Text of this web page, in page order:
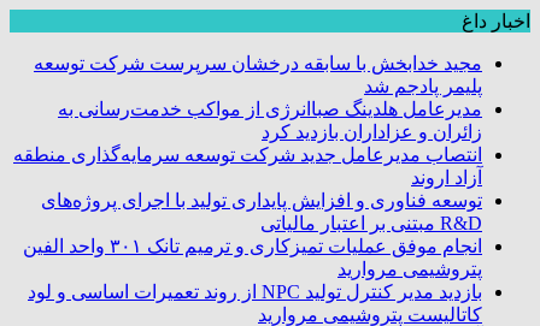
اخبار داغ
مجید خدابخش با سابقه درخشان سرپرست شرکت توسعه
پلیمر پادجم شد
مدیرعامل هلدینگ صباانرژی از مواکب خدمت‌رسانی به
زائران و عزاداران بازدید کرد
انتصاب مدیرعامل جدید شرکت توسعه سرمایه‌گذاری منطقه
آزاد اروند
توسعه فناوری و افزایش پایداری تولید با اجرای پروژه‌های
R&D مبتنی بر اعتبار مالیاتی
انجام موفق عملیات تمیزکاری و ترمیم تانک ۳۰۱ واحد الفین
پتروشیمی مروارید
بازدید مدیر کنترل تولید NPC از روند تعمیرات اساسی و لود
کاتالیست پتروشیمی مروارید